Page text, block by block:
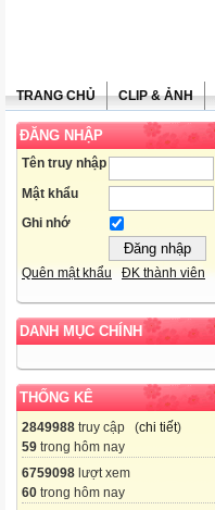
TRANG CHỦ CLIP & ẢNH
ĐĂNG NHẬP
Tên truy nhập
Mật khẩu
Ghi nhớ
Quên mật khẩu ĐK thành viên
DANH MỤC CHÍNH
THỐNG KÊ
2849988 truy cập (chi tiết)
59 trong hôm nay
6759098 lượt xem
60 trong hôm nay